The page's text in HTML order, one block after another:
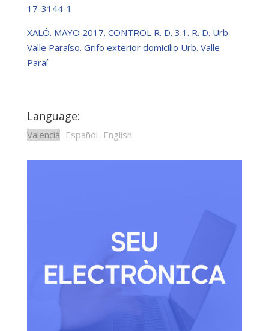
17-3144-1
XALÓ. MAYO 2017. CONTROL R. D. 3.1. R. D. Urb.
Valle Paraíso. Grifo exterior domicilio Urb. Valle
Paraí
Language:
Valencià Español English